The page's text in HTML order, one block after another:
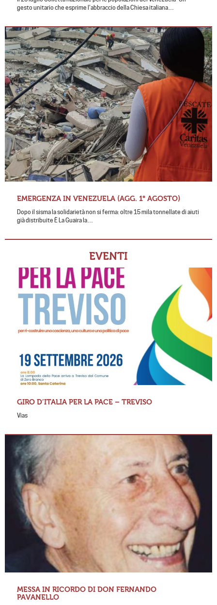
gesto unitario che esprime l’abbraccio della Chiesa italiana…
EMERGENZA IN VENEZUELA (AGG. 1° AGOSTO)
Dopo il sisma la solidarietà non si ferma: oltre 15 mila tonnellate di aiuti
già distribuite È La Guaira la…
EVENTI
GIRO D’ITALIA PER LA PACE – TREVISO
Vias
MESSA IN RICORDO DI DON FERNANDO
PAVANELLO